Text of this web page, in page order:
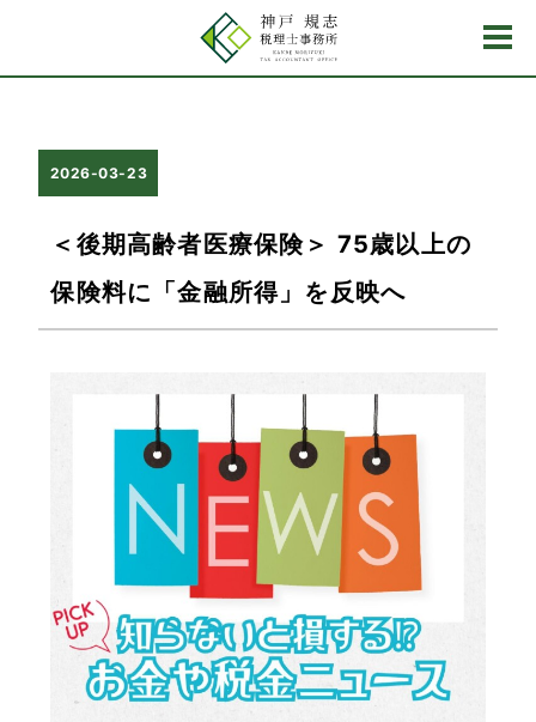
2026-03-23
＜後期高齢者医療保険＞ 75歳以上の
保険料に「金融所得」を反映へ